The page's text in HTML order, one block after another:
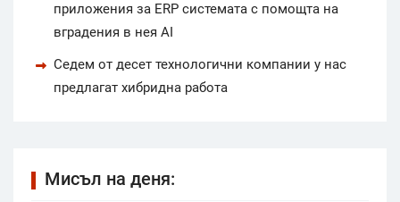
приложения за ERP системата с помощта на
вградения в нея AI
Седем от десет технологични компании у нас
предлагат хибридна работа
Мисъл на деня: